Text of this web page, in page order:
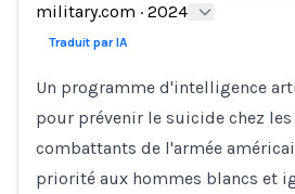
Loading...
military.com · 2024
Traduit par IA
Un programme d'intelligence
pour prévenir le suicide chez les
combattants de l'armée
priorité aux hommes blancs et